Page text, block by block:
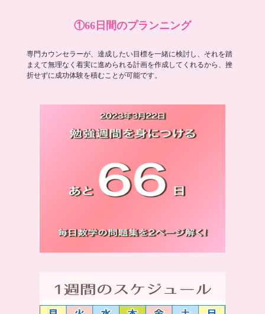
①66日間のプランニング
専門カウンセラーが、達成したい目標を一緒に検討し、それを踏
まえて無理なく着実に進められる計画を作成してくれるから、挫
折せずに成功体験を積むことが可能です。